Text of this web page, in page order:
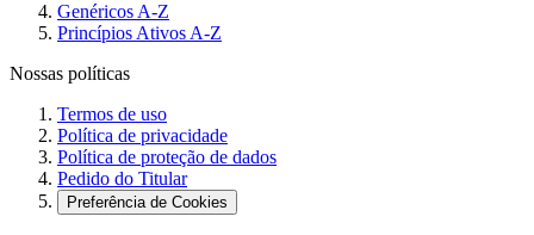
Genéricos A-Z
Princípios Ativos A-Z
Nossas políticas
Termos de uso
Política de privacidade
Política de proteção de dados
Pedido do Titular
Preferência de Cookies